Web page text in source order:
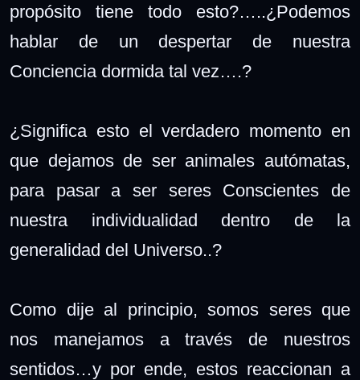
propósito tiene todo esto?…..¿Podemos
hablar de un despertar de nuestra
Conciencia dormida tal vez….?
¿Significa esto el verdadero momento en
que dejamos de ser animales autómatas,
para pasar a ser seres Conscientes de
nuestra individualidad dentro de la
generalidad del Universo..?
Como dije al principio, somos seres que
nos manejamos a través de nuestros
sentidos…y por ende, estos reaccionan a